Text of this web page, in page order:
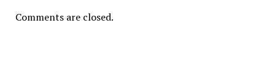
Comments are closed.